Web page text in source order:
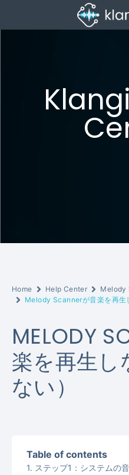
Home Help Center Melody
Melody Scannerが音楽を再生
MELODY
楽を再生し
ない）
Table of contents
ステップ1：システムの